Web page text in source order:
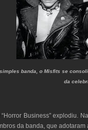
banda, o Misfits se
da
Business” explodiu.
da banda, que